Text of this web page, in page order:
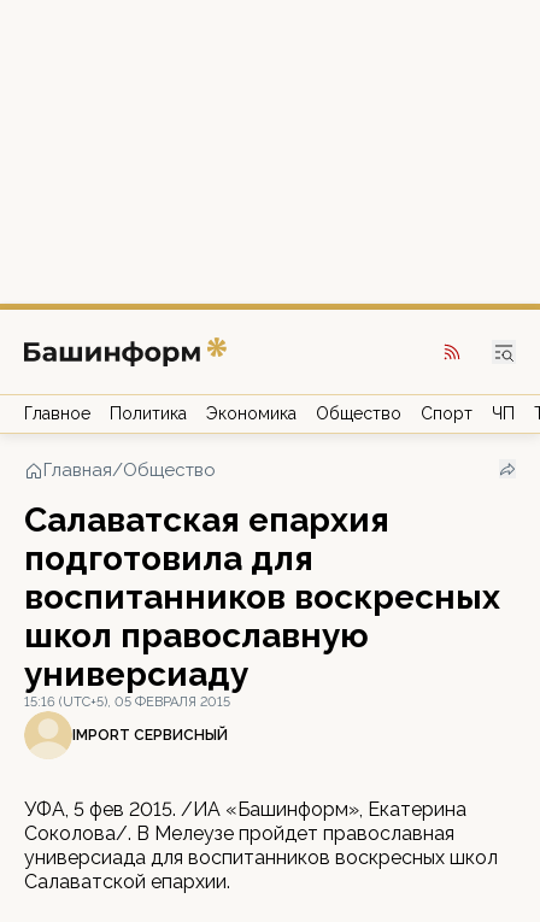
Главное Политика Экономика Общество Спорт ЧП
Главная/Общество
Салаватская епархия
подготовила для
воспитанников воскресных
школ православную
универсиаду
15:16 (UTC+5), 05 ФЕВРАЛЯ 2015
IMPORT СЕРВИСНЫЙ
УФА, 5 фев 2015. /ИА «Башинформ», Екатерина
Соколова/. В Мелеузе пройдет православная
универсиада для воспитанников воскресных школ
Салаватской епархии.